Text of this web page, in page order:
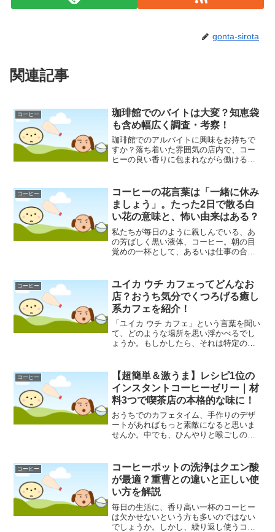
gonta-sirota
関連記事
コーヒー
珈琲館でのバイトは大変？知恵袋
も含め幅広く調査・考察！
珈琲館でのアルバイトに興味をお持ちで
すか？落ち着いた雰囲気の店内で、コー
ヒーの良い香りに包まれながら働けるイ
当？」といった不安や疑問を抱えている
方もいるかもしれません。...
コーヒー
コーヒーの花言葉は「一緒に休み
ましょう」。たった2日で散る白
い花の意味と、怖い由来はある？
私たちが毎日のように親しんでいる、あ
の芳ばしく黒い液体、コーヒー。朝の目
覚めの一杯として、あるいは仕事の合間
し、その原料となるコーヒー豆が、実は
真っ赤な果実の種子であるこ...
コーヒー
ユイカ ウチ カフェってどんなお
店？おうち気分でくつろげる癒し
系カフェを紹介！
「ユイカ ウチ カフェ」という言葉を聞い
て、どのような場所を思い浮かべるでし
ょうか。もしかしたら、それは特定の店
フェ体験を指す言葉なのかもしれませ
ん。この記事では、「ユ...
コーヒー
【超簡単＆激うま】レシピ1位の
インスタントコーヒーゼリー｜材
料3つで喫茶店の本格的な味に！
おうちでのカフェタイム、手作りのデザ
ートがあればもっと素敵になると思いま
せんか。中でも、ひんやりと喉ごしの良
「作るのが難しそう」「材料を揃えるの
が面倒」と感じている方も...
コーヒー
コーヒーポットの洗浄はクエン酸
が最適？重曹との違いと正しい使
い方を解説
毎日の生活に、香り高い一杯のコーヒー
は欠かせないという方も多いのではない
でしょうか。しかし、繰り返し使うコー